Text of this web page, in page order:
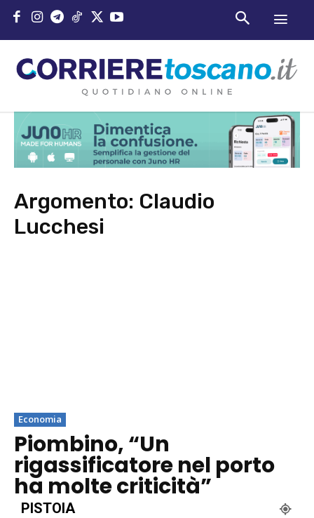
Argomento: Claudio
Lucchesi
Economia
Piombino, “Un
rigassificatore nel porto
ha molte criticità”
PISTOIA